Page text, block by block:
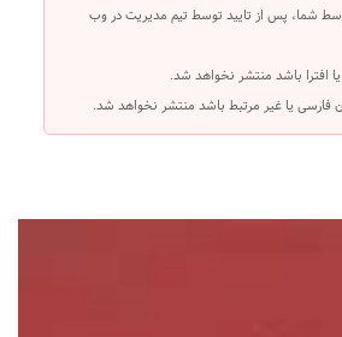
شما، پس از تایید توسط تیم مدیریت در وب
افترا باشد منتشر نخواهد شد.
فارسی یا غیر مرتبط باشد منتشر نخواهد شد.